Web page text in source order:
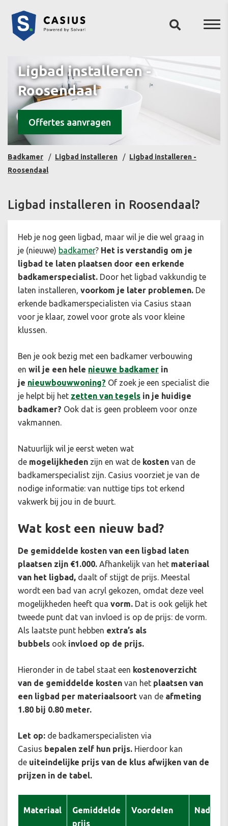
Ligbad installeren -
Roosendaal
Offertes aanvragen
Badkamer Ligbad installeren
Ligbad installeren -
Roosendaal
Ligbad installeren in Roosendaal?
Heb je nog geen ligbad, maar wil je die wel graag in
je (nieuwe) badkamer? Het is verstandig om je
ligbad te laten plaatsen door een erkende
badkamerspecialist. Door het ligbad vakkundig te
laten installeren, voorkom je later problemen. De
erkende badkamerspecialisten via Casius staan
voor je klaar, zowel voor grote als voor kleine
klussen.
Ben je ook bezig met een badkamer verbouwing
en wil je een hele nieuwe badkamer in
je nieuwbouwwoning? Of zoek je een specialist die
je helpt bij het zetten van tegels in je huidige
badkamer? Ook dat is geen probleem voor onze
vakmannen.
Natuurlijk wil je eerst weten wat
de mogelijkheden zijn en wat de kosten van de
badkamerspecialist zijn. Casius voorziet je van de
nodige informatie: van nuttige tips tot erkend
vakwerk bij jou in de buurt.
Wat kost een nieuw bad?
De gemiddelde kosten van een ligbad laten
plaatsen zijn €1.000. Afhankelijk van het materiaal
van het ligbad, daalt of stijgt de prijs. Meestal
wordt een bad van acryl gekozen, omdat deze veel
mogelijkheden heeft qua vorm. Dat is ook gelijk het
tweede punt dat van invloed is op de prijs: de vorm.
Als laatste punt hebben extra’s als
bubbels ook invloed op de prijs.
Hieronder in de tabel staat een kostenoverzicht
van de gemiddelde kosten van het plaatsen van
een ligbad per materiaalsoort van de afmeting
1.80 bij 0.80 meter.
Let op: de badkamerspecialisten via
Casius bepalen zelf hun prijs. Hierdoor kan
de uiteindelijke prijs van de klus afwijken van de
prijzen in de tabel.
Materiaal
Gemiddelde
prijs
Voordelen Nadelen